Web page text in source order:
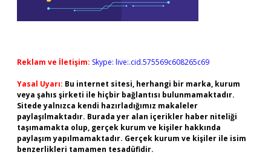
Reklam ve İletişim: Skype: live:.cid.575569c608265c69
Yasal Uyarı: Bu internet sitesi, herhangi bir marka, kurum
veya şahıs şirketi ile hiçbir bağlantısı bulunmamaktadır.
Sitede yalnızca kendi hazırladığımız makaleler
paylaşılmaktadır. Burada yer alan içerikler haber niteliği
taşımamakta olup, gerçek kurum ve kişiler hakkında
paylaşım yapılmamaktadır. Gerçek kurum ve kişiler ile isim
benzerlikleri tamamen tesadüfidir.